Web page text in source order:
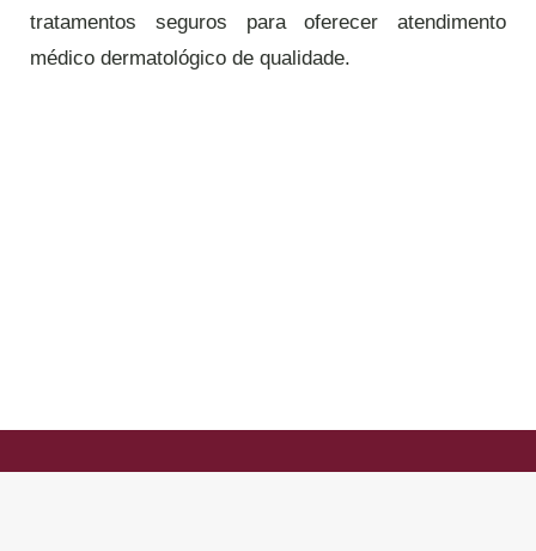
tratamentos seguros para oferecer atendimento
médico dermatológico de qualidade.